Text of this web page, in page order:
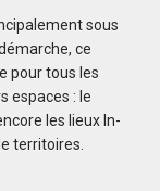
sous
ce
pour tous les
espaces : le
les lieux In-
territoires.